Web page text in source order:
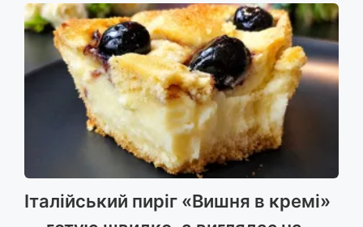
Італійський пиріг «Вишня в кремі»